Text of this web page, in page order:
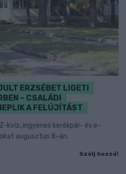
ERZSÉBET LIGETI
– CSALÁDI
A FELÚJÍTÁST
kvíz, ingyenes kerékpár- és e-
augusztus 8-án.
Szólj hozzá!